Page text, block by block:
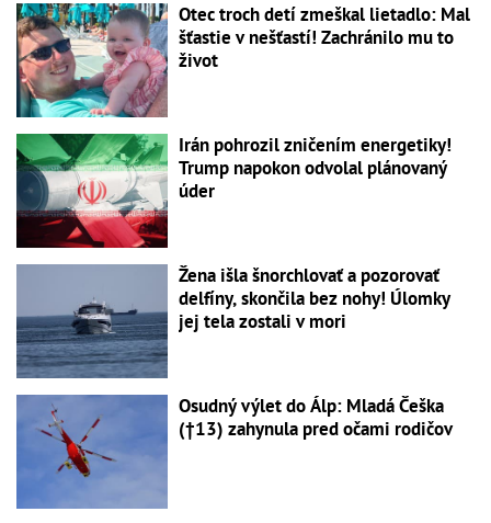
Otec troch detí zmeškal lietadlo: Mal
šťastie v nešťastí! Zachránilo mu to
život
Irán pohrozil zničením energetiky!
Trump napokon odvolal plánovaný
úder
Žena išla šnorchlovať a pozorovať
delfíny, skončila bez nohy! Úlomky
jej tela zostali v mori
Osudný výlet do Álp: Mladá Češka
(†13) zahynula pred očami rodičov